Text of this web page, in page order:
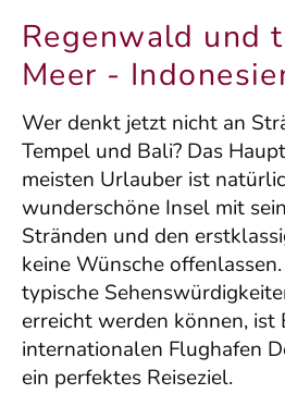
REISEN
PROFIL
AKTUELLES
IMPRESSIONEN
KONTAKT
Regenwald und
Meer -
Wer denkt jetzt nicht an
Tempel und Bali? Das
meisten Urlauber ist
wunderschöne Insel mit
Stränden und den
keine Wünsche
typische
erreicht werden können, ist
internationalen Flughafen
ein perfektes Reiseziel.